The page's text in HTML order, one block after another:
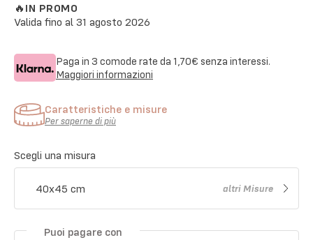
🔥 IN PROMO
Valida fino al 31 agosto 2026
Paga in 3 comode rate da 1,70€ senza interessi.
Maggiori informazioni
Caratteristiche e misure
Per saperne di più
Scegli una misura
40x45 cm altriMisure
Puoi pagare con